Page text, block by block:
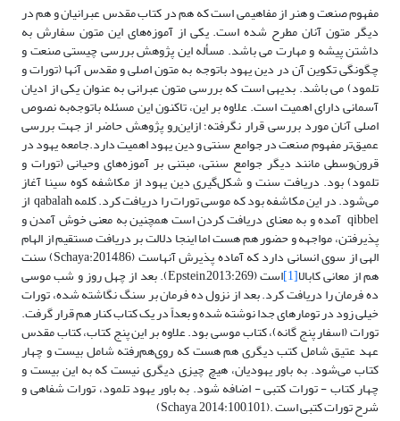
مفهوم صنعت و هنر از مفاهیمی است که هم در کتاب مقدس عبرانیان و هم در
دیگر متون آنان مطرح شده است. یکی از آموزه‌های این متون سفارش به
داشتن پیشه و مهارت می باشد. مسأله این پژوهش بررسی چیستی صنعت و
چگونگی تکوین آن در دین یهود باتوجه ‌به متون اصلی و مقدس آنها (تورات و
تلمود) می باشد. بدیهی است که بررسی متون عبرانی به عنوان یکی از ادیان
آسمانی دارای اهمیت است. علاوه بر این، تاکنون این مسئله باتوجه‌به نصوص
اصلی آنان مورد بررسی قرار نگرفته؛ ازاین‌رو پژوهش حاضر از جهت بررسی
عمیق‌تر مفهوم صنعت در جوامع سنتی و دین یهود اهمیت دارد.جامعه یهود در
قرون‌وسطی مانند دیگر جوامع سنتی، مبتنی بر آموزه‌های وحیانی (تورات و
تلمود) بود. دریافت سنت و شکل‌گیری دین یهود از مکاشفه کوه سینا آغاز
می‌شود. در این مکاشفه بود که موسی تورات را دریافت کرد. کلمه qabalah از
qibbel آمده و به معنای دریافت کردن است همچنین به معنی خوش آمدن و
پذیرفتن، مواجهه و حضور هم هست اما اینجا دلالت بر دریافت مستقیم از الهام
الهی از سوی انسانی دارد که آماده پذیرش آنهاست (Schaya:2014,86) سنت
هم از معانی کابالا[1] است (Epstein,2013:269). بعد از چهل روز و شب موسی
ده فرمان را دریافت کرد. بعد از نزول ده فرمان بر سنگ نگاشته شده، تورات
خیلی زود در تومارهای جدا نوشته شده و بعداً در یک کتاب کنار هم قرار گرفت.
تورات (اسفار پنج گانه)، کتاب موسی بود. علاوه بر این پنج کتاب، کتاب مقدس
عهد عتیق شامل کتب دیگری هم هست که روی‌هم‌رفته شامل بیست و چهار
کتاب می‌شود. به باور یهودیان، هیچ چیزی دیگری نیست که به این بیست و
چهار کتاب - تورات کتبی - اضافه شود. به باور یهود تلمود، تورات شفاهی و
شرح تورات کتبی است .(Schaya, 2014:100,101)